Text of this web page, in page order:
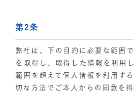
第2条
弊社は、下の目的に必要な範囲
を取得し、取得した情報を利用
範囲を超えて個⼈情報を利⽤す
切な⽅法でご本人からの同意を得